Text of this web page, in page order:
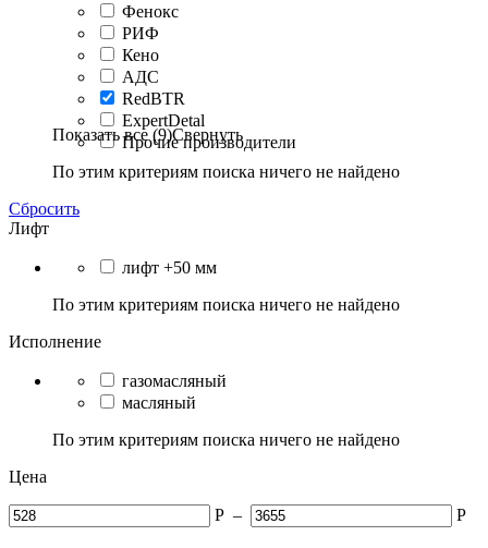
Фенокс
РИФ
Кено
АДС
RedBTR
ExpertDetal
Прочие производители
Показать все (9)Свернуть
По этим критериям поиска ничего не найдено
Сбросить
Лифт
лифт +50 мм
По этим критериям поиска ничего не найдено
Исполнение
газомасляный
масляный
По этим критериям поиска ничего не найдено
Цена
Р – Р